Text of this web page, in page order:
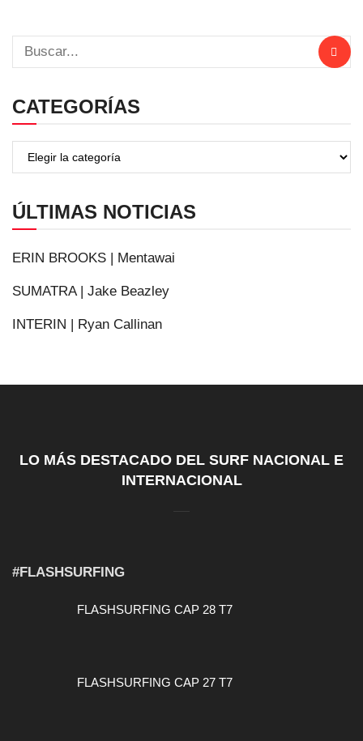
CATEGORÍAS
ÚLTIMAS NOTICIAS
ERIN BROOKS | Mentawai
SUMATRA | Jake Beazley
INTERIN | Ryan Callinan
LO MÁS DESTACADO DEL SURF NACIONAL E
INTERNACIONAL
#FLASHSURFING
FLASHSURFING CAP 28 T7
FLASHSURFING CAP 27 T7